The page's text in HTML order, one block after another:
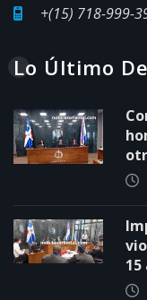
+(15) 718-999-
Lo Último
15